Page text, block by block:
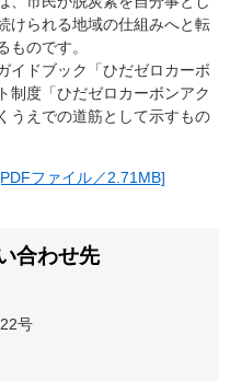
けられる地域の仕組みへと転
のです。
イドブック「ひだゼロカーボ
制度「ひだゼロカーボンアク
うえでの道筋として示すもの
ファイル／2.71MB]
合わせ先
号